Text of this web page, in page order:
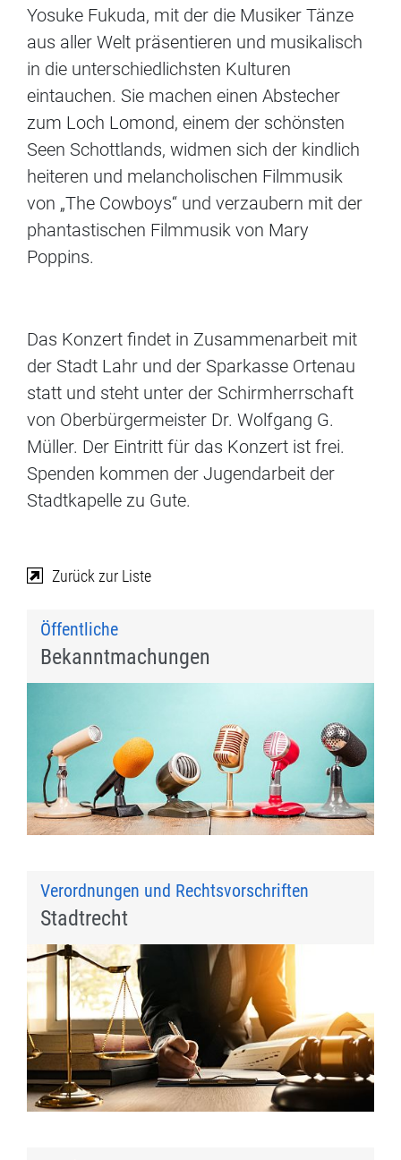
Yosuke Fukuda, mit der die Musiker Tänze
aus aller Welt präsentieren und musikalisch
in die unterschiedlichsten Kulturen
eintauchen. Sie machen einen Abstecher
zum Loch Lomond, einem der schönsten
Seen Schottlands, widmen sich der kindlich
heiteren und melancholischen Filmmusik
von „The Cowboys“ und verzaubern mit der
phantastischen Filmmusik von Mary
Poppins.
Das Konzert findet in Zusammenarbeit mit
der Stadt Lahr und der Sparkasse Ortenau
statt und steht unter der Schirmherrschaft
von Oberbürgermeister Dr. Wolfgang G.
Müller. Der Eintritt für das Konzert ist frei.
Spenden kommen der Jugendarbeit der
Stadtkapelle zu Gute.
Zurück zur Liste
Öffentliche
Bekanntmachungen
Verordnungen und Rechtsvorschriften
Stadtrecht